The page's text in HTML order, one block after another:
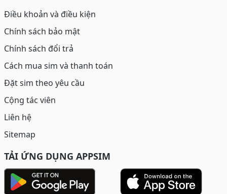
Điều khoản và điều kiện
Chính sách bảo mật
Chính sách đổi trả
Cách mua sim và thanh toán
Đặt sim theo yêu cầu
Cộng tác viên
Liên hệ
Sitemap
TẢI ỨNG DỤNG APPSIM